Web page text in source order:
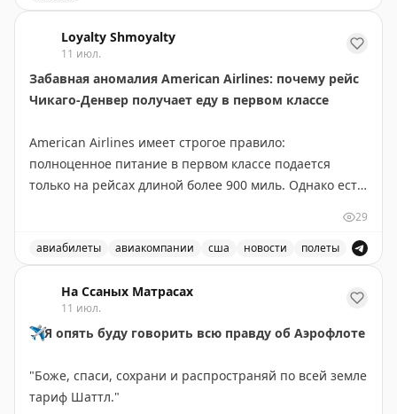
невероятно собранными. Они знают, как создать
уютную атмосферу на борту, поддержать пассажира
добрым словом, помочь в любой ситуации и сделать
всё, чтобы путешествие прошло спокойно и
безопасно.
За каждым рейсом стоят профессионализм,
ответственность и огромная любовь к своему делу.
Спасибо каждому бортпроводнику авиакомпании
на высоте нескольких тысяч метров.
⠀
Пусть каждый полёт приносит новые впечатления, а
каждая улыбка, подаренная пассажирам, обязательно
возвращается к вам! С праздником!
Loyalty Shmoyalty
11 июл.
Забавная аномалия American Airlines: почему рейс
Чикаго-Денвер получает еду в первом классе
American Airlines имеет строгое правило:
полноценное питание в первом классе подается
только на рейсах длиной более 900 миль. Однако есть
Рейс Чикаго О'Хэйр — Денвер (888 миль) получает
полноценное питание, хотя формально не должен.
Это исключение существует уже много лет и связано с
историческими причинами.
Оказывается, American Airlines до сих пор
рассчитывает расстояние маршрута на основе
29
авиабилеты авиакомпании сша новости полеты
На Ссаных Матрасах
11 июл.
✈️Я опять буду говорить всю правду об Аэрофлоте
"Боже, спаси, сохрани и распространяй по всей земле
тариф Шаттл."